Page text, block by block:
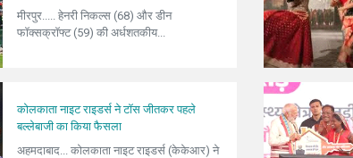
मीरपुर..... हेनरी निकल्स (68) और डीन
फॉक्सक्रॉफ्ट (59) की अर्धशतकीय...
कोलकाता नाइट राइडर्स ने टॉस जीतकर पहले
बल्लेबाजी का किया फैसला
अहमदाबाद... कोलकाता नाइट राइडर्स (केकेआर) ने